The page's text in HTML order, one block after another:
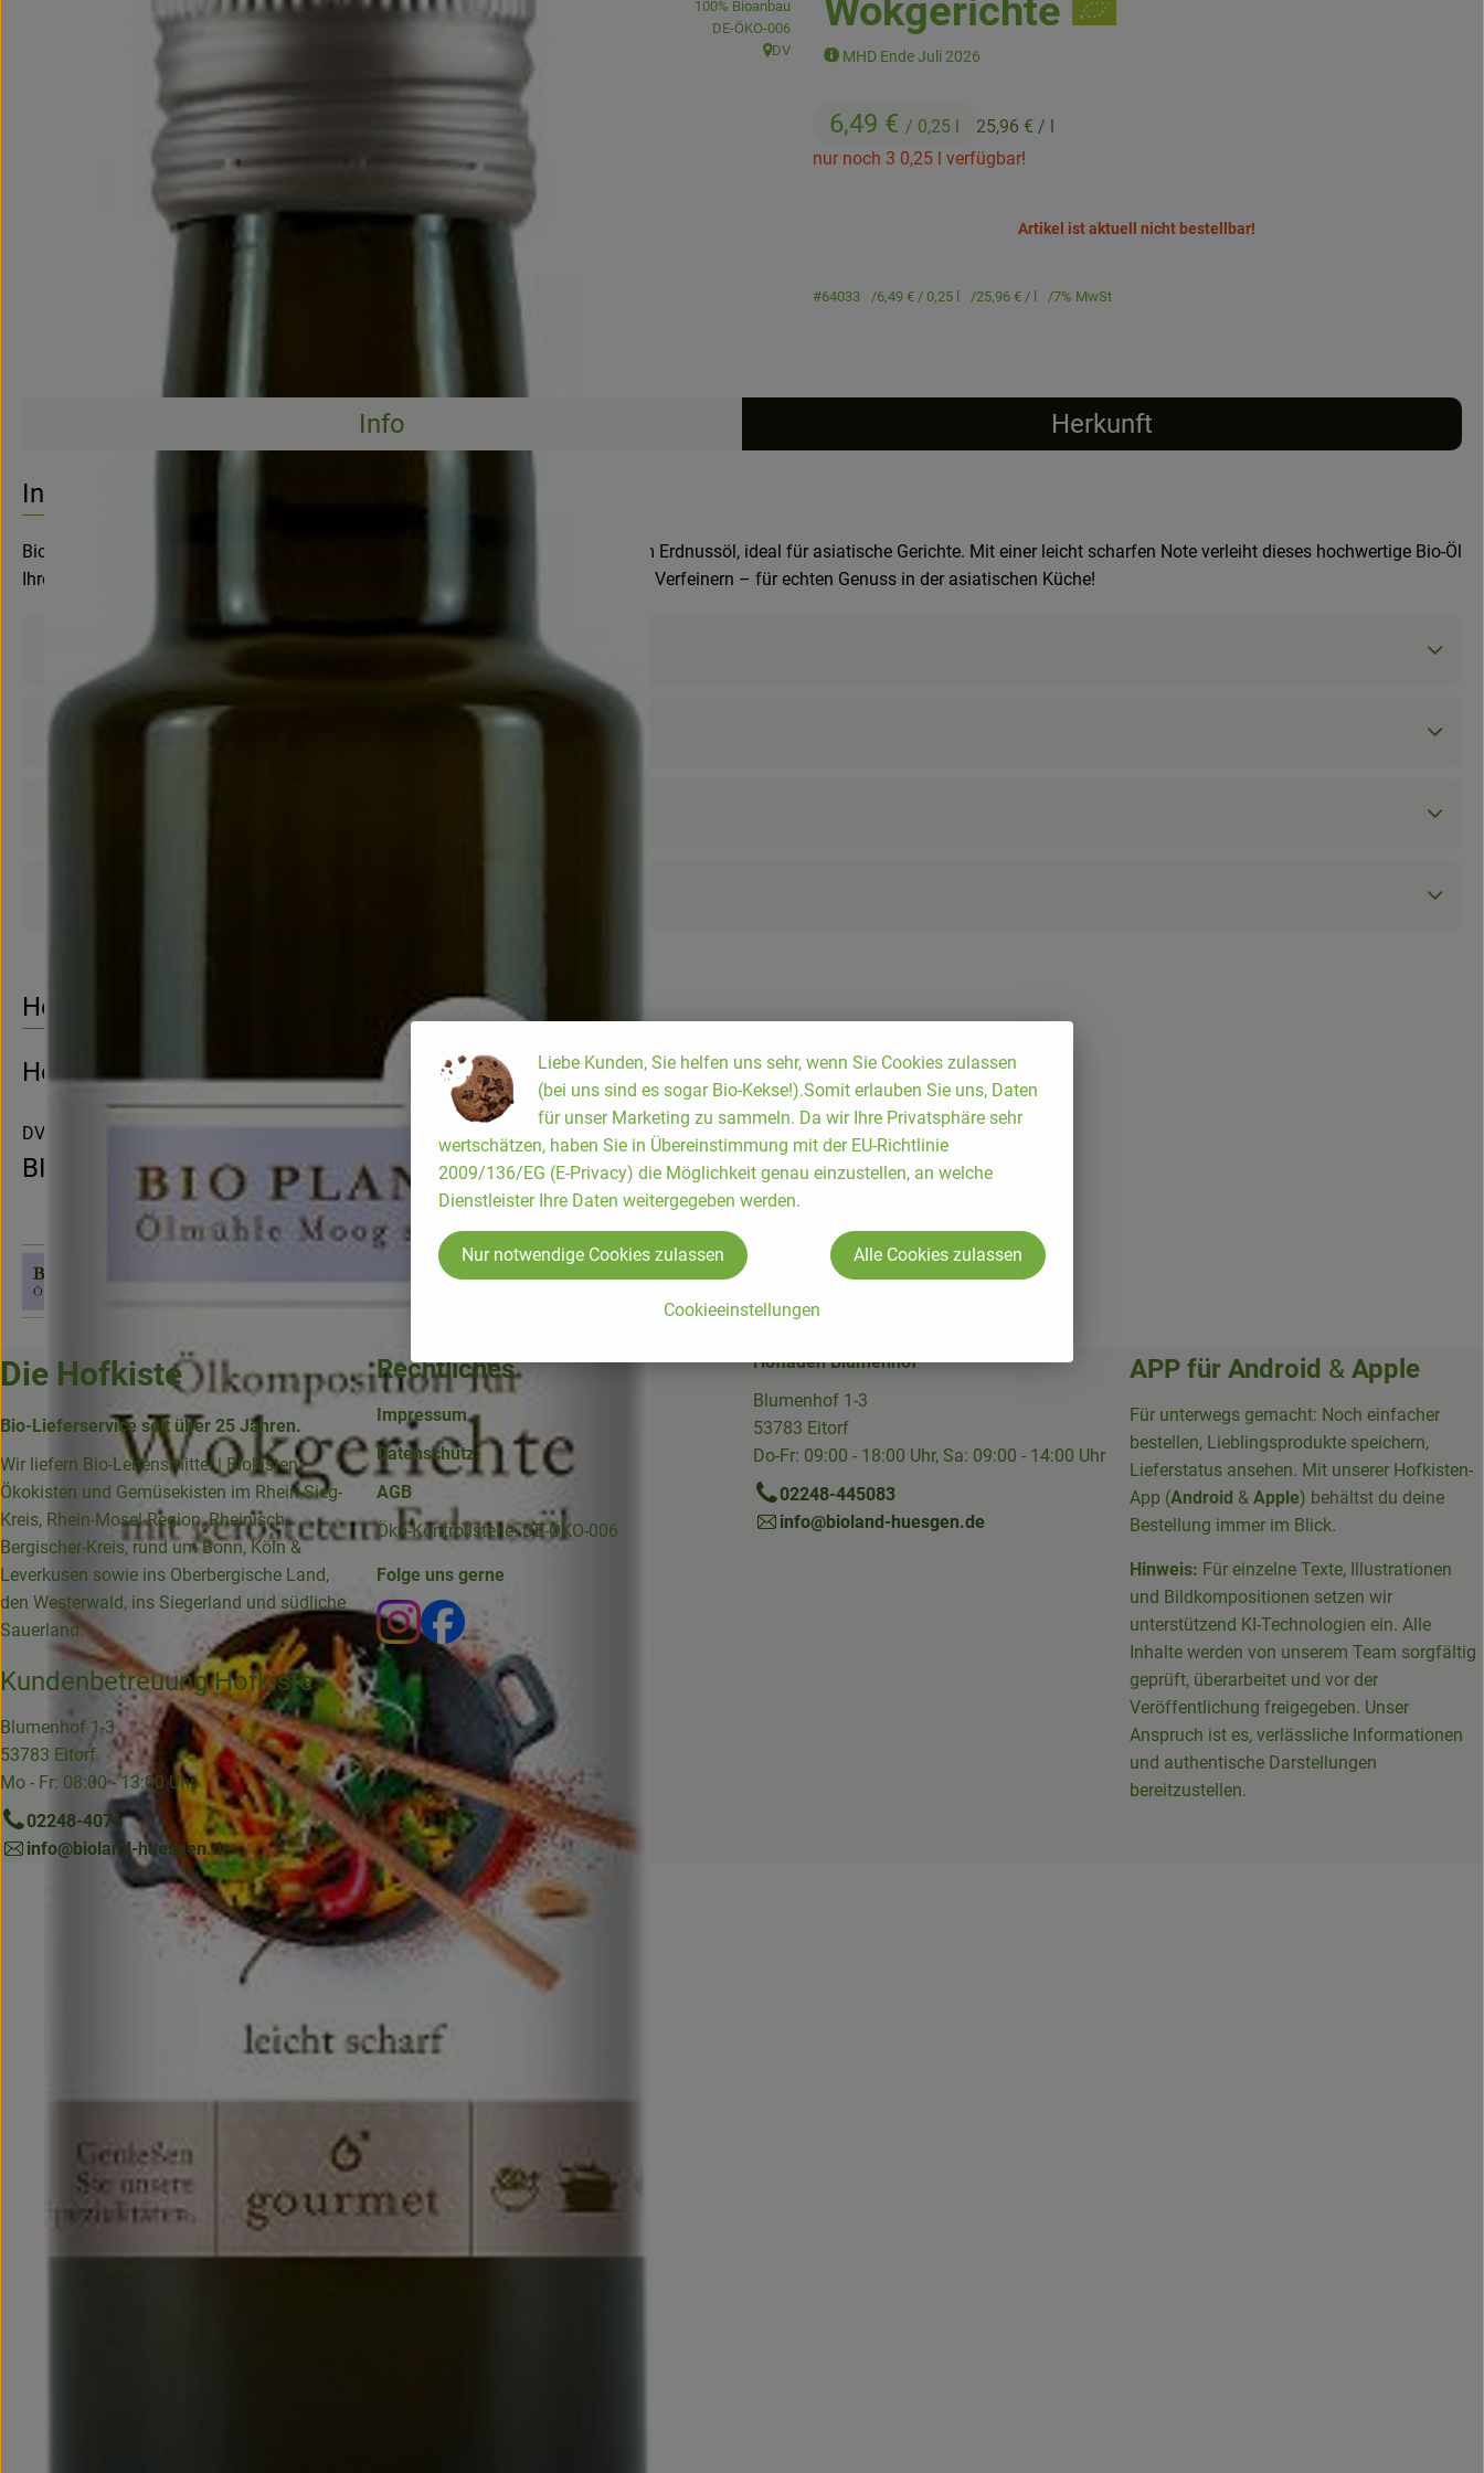
Wokgerichte
MHD Ende Juli 2026
6,49 € / 0,25 l 25,96 € / l
nur noch 3 0,25 l verfügbar!
100% Bioanbau
, Kontrollstelle:
DE-ÖKO-006
, Herkunft:
DV
Artikel ist aktuell nicht bestellbar!
#64033 6,49 € / 0,25 l 25,96 € / l 7% MwSt
Info Herkunft
Info
Bio Planete Ölkomposition für Wokgerichte – eine feine Mischung mit geröstetem Erdnussöl, ideal für asiatische Gerichte. Mit einer leicht scharfen Note verleiht dieses hochwertige Bio-Öl
Ihren Wok-Kreationen ein authentisches Aroma. Perfekt zum Braten, Dünsten und Verfeinern – für echten Genuss in der asiatischen Küche!
Produktinformationen
Herkunft
Hersteller: Bio Planète
DV
BIO PLANÈTE
Die Hofkiste
Bio-Lieferservice seit über 25 Jahren.
Wir liefern Bio-Lebensmittel | Biokisten,
Ökokisten und Gemüsekisten im Rhein-Sieg-
Kreis, Rhein-Mosel-Region, Rheinisch-
Bergischer-Kreis, rund um Bonn, Köln &
Leverkusen sowie ins Oberbergische Land,
den Westerwald, ins Siegerland und südliche
Sauerland.
Kundenbetreuung Hofkiste
Blumenhof 1-3
53783 Eitorf
Mo - Fr: 08:00 - 13:00 Uhr
02248-4076
info@bioland-huesgen.de
Rechtliches
Impressum
Datenschutz
AGB
Öko-Kontrollstelle: DE-ÖKO-006
Folge uns gerne
Externer Link zu https://www.instagram.com/die.hofkiste/
Externer Link zu https://www.facebook.com/p/Die-Hofkiste-Rhein-Sieg-Kreis-100094715007395/
Hofladen Blumenhof
Blumenhof 1-3
53783 Eitorf
Do-Fr: 09:00 - 18:00 Uhr, Sa: 09:00 - 14:00 Uhr
02248-445083
info@bioland-huesgen.de
APP für Android & Apple
Für unterwegs gemacht: Noch einfacher
bestellen, Lieblingsprodukte speichern,
Lieferstatus ansehen. Mit unserer Hofkisten-
App (Android & Apple) behältst du deine
Bestellung immer im Blick.
Hinweis: Für einzelne Texte, Illustrationen
und Bildkompositionen setzen wir
unterstützend KI-Technologien ein. Alle
Inhalte werden von unserem Team sorgfältig
geprüft, überarbeitet und vor der
Veröffentlichung freigegeben. Unser
Anspruch ist es, verlässliche Informationen
und authentische Darstellungen
bereitzustellen.
Liebe Kunden, Sie helfen uns sehr, wenn Sie Cookies zulassen
(bei uns sind es sogar Bio-Kekse!).Somit erlauben Sie uns, Daten
für unser Marketing zu sammeln. Da wir Ihre Privatsphäre sehr
wertschätzen, haben Sie in Übereinstimmung mit der EU-Richtlinie
2009/136/EG (E-Privacy) die Möglichkeit genau einzustellen, an welche
Dienstleister Ihre Daten weitergegeben werden.
Cookieeinstellungen
Nur notwendige Cookies zulassen Alle Cookies zulassen